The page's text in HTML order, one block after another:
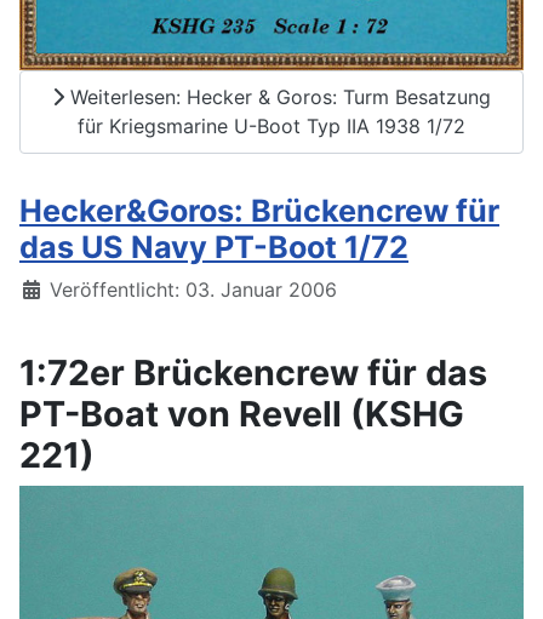
Weiterlesen: Hecker & Goros: Turm Besatzung
für Kriegsmarine U-Boot Typ IIA 1938 1/72
Hecker&Goros: Brückencrew für
das US Navy PT-Boot 1/72
Details
Veröffentlicht: 03. Januar 2006
1:72er Brückencrew für das
PT-Boat von Revell (KSHG
221)